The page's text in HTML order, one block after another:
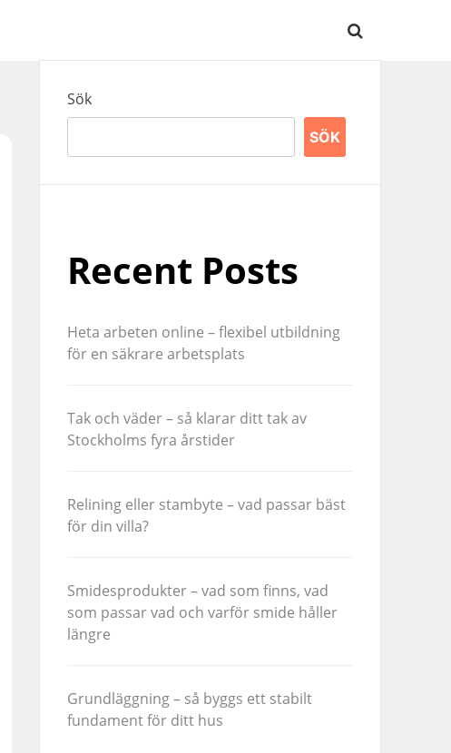
Sök
SÖK
Recent Posts
Heta arbeten online – flexibel utbildning
för en säkrare arbetsplats
Tak och väder – så klarar ditt tak av
Stockholms fyra årstider
Relining eller stambyte – vad passar bäst
för din villa?
Smidesprodukter – vad som finns, vad
som passar vad och varför smide håller
längre
Grundläggning – så byggs ett stabilt
fundament för ditt hus